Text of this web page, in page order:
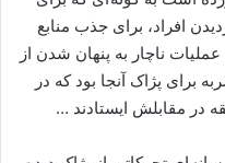
افراد، برای جذب منابع
ناچار به پنهان شدن از
پژاک آنجا بود که در
در مقابلش ایستادند …